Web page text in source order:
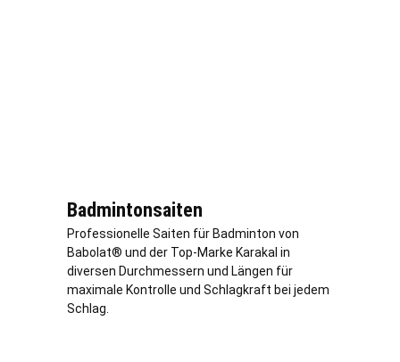
Badmintonsaiten
Professionelle Saiten für Badminton von
Babolat® und der Top-Marke Karakal in
diversen Durchmessern und Längen für
maximale Kontrolle und Schlagkraft bei jedem
Schlag.